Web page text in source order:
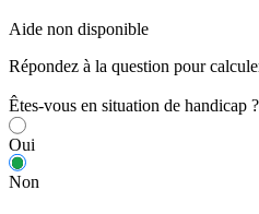
Aide non disponible
Répondez à la question pour
Êtes-vous en situation de handicap ?
Oui
Non